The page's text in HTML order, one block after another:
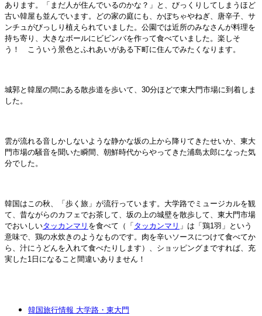
あります。「まだ人が住んでいるのかな？」と、びっくりしてしまうほど
古い韓屋も並んでいます。どの家の庭にも、かぼちゃやねぎ、唐辛子、サ
ンチュがびっしり植えられていました。公園では近所のみなさんが料理を
持ち寄り、大きなボールにビビンバを作って食べていました。楽しそ
う！ こういう景色とふれあいがある下町に住んでみたくなります。
城郭と韓屋の間にある散歩道を歩いて、30分ほどで東大門市場に到着しま
した。
雲が流れる音しかしないような静かな坂の上から降りてきたせいか、東大
門市場の騒音を聞いた瞬間、朝鮮時代からやってきた浦島太郎になった気
分でした。
韓国はこの秋、「歩く旅」が流行っています。大学路でミュージカルを観
て、昔ながらのカフェでお茶して、坂の上の城壁を散歩して、東大門市場
でおいしいタッカンマリ を食べて（「 タッカンマリ 」は「鶏1羽」という
意味で、鶏の水炊きのようなものです。肉を辛いソースにつけて食べてか
ら、汁にうどんを入れて食べたりします）、ショッピングまですれば、充
実した1日になること間違いありません！
韓国旅行情報 大学路・東大門